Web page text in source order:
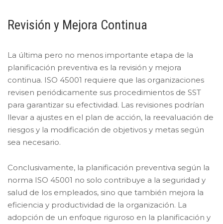
Revisión y Mejora Continua
La última pero no menos importante etapa de la
planificación preventiva es la revisión y mejora
continua. ISO 45001 requiere que las organizaciones
revisen periódicamente sus procedimientos de SST
para garantizar su efectividad. Las revisiones podrían
llevar a ajustes en el plan de acción, la reevaluación de
riesgos y la modificación de objetivos y metas según
sea necesario.
Conclusivamente, la planificación preventiva según la
norma ISO 45001 no solo contribuye a la seguridad y
salud de los empleados, sino que también mejora la
eficiencia y productividad de la organización. La
adopción de un enfoque riguroso en la planificación y